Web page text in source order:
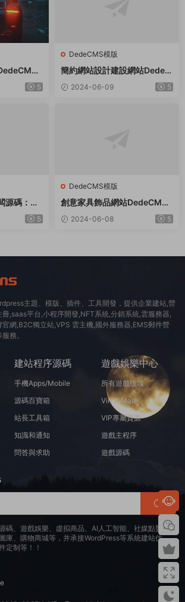
5
DedeCMS模版
簡約網站設計建設網站Dede織
夢模闆2024-06-09 5
源碼：适
老院等領5
DedeCMS模版
創意家具飾品網站DedeCMS
織夢模闆
2024-06-08 5
主題、模版、插件、工具開發，提供企業建站,營
,saas平台,小程序開發,NFT系統,分銷系統,雲服務器,
網,B2C獨立站,VPS 雲主機,國外服務器,EMS郵件營
務。
建站程序源碼
手機Apps/Mobile
源碼百寶箱
站長工具箱
知識和通知
問答與求助
遊戲娛樂中心
所有遊戲版塊
Virt A Mate
VIP專屬資源
遊戲主程序
遊戲源碼
碼、遊戲娛樂、虛拟商品、AI人工智能、社媒點贊、
庫、購物商城等，并承接WordPress等系統建站仿
定制等！！